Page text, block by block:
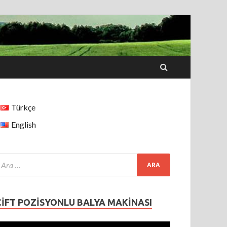
Türkçe
English
POZISYONLU BALYA MAKINASI